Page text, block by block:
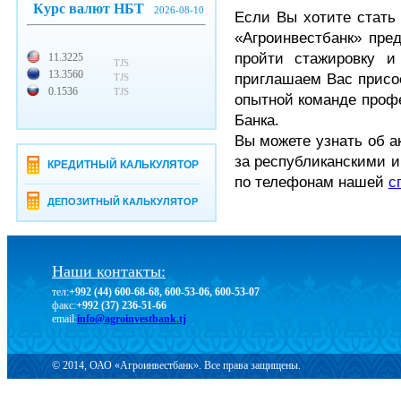
Курс валют НБТ 2026-08-10
11.3225
13.3560
0.1536
TJS
TJS
TJS
КРЕДИТНЫЙ КАЛЬКУЛЯТОР
ДЕПОЗИТНЫЙ КАЛЬКУЛЯТОР
Если Вы хотите
«Агроинвестбанк»
пройти стажировку
приглашаем Вас
опытной команде
Банка.
Вы можете узнать об
за республиканскими
по телефонам нашей
Наши контакты:
тел:+992 (44) 600-68-68, 600-53-06, 600-53-07
факс:+992 (37) 236-51-66
email:info@agroinvestbank.tj
© 2014, ОАО «Агроинвестбанк». Все права защищены.